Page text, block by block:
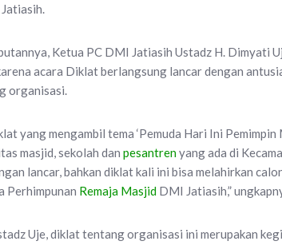
Ketua PC DMI Jatiasih Ustadz H. Dimyati
acara Diklat berlangsung lancar dengan
organisasi.
yang mengambil tema ‘Pemuda Hari Ini Pemimpin
masjid, sekolah dan pesantrenyang ada di
lancar, bahkan diklat kali ini bisa melahirkan
Perhimpunan Remaja Masjid DMI Jatiasih,”
Uje, diklat tentang organisasi ini merupakan